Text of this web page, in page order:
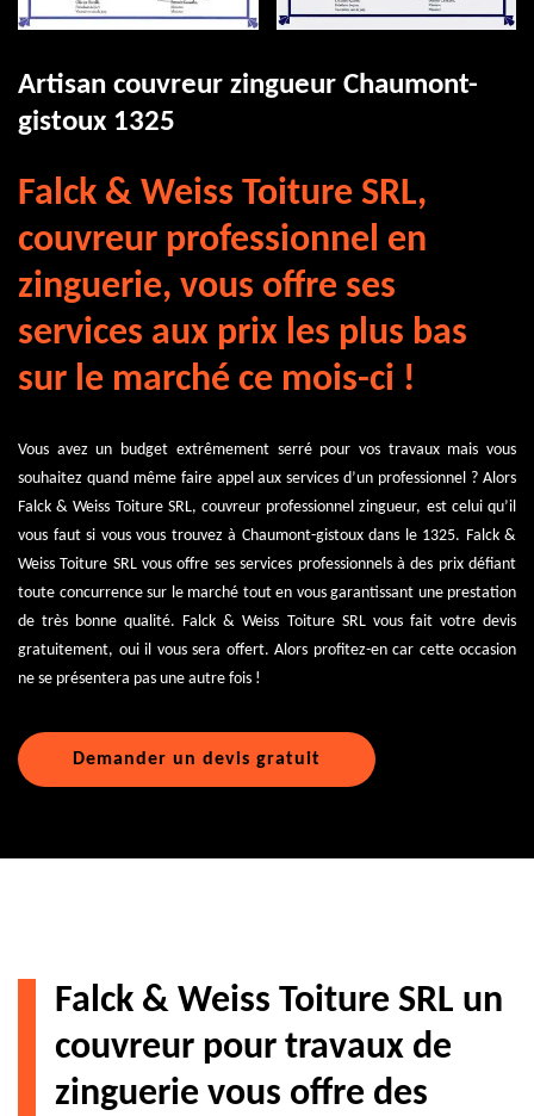
Artisan couvreur zingueur Chaumont-
gistoux 1325
Falck & Weiss Toiture SRL,
couvreur professionnel en
zinguerie, vous offre ses
services aux prix les plus bas
sur le marché ce mois-ci !
Vous avez un budget extrêmement serré pour vos travaux mais vous
souhaitez quand même faire appel aux services d’un professionnel ? Alors
Falck & Weiss Toiture SRL, couvreur professionnel zingueur, est celui qu’il
vous faut si vous vous trouvez à Chaumont-gistoux dans le 1325. Falck &
Weiss Toiture SRL vous offre ses services professionnels à des prix défiant
toute concurrence sur le marché tout en vous garantissant une prestation
de très bonne qualité. Falck & Weiss Toiture SRL vous fait votre devis
gratuitement, oui il vous sera offert. Alors profitez-en car cette occasion
ne se présentera pas une autre fois !
Demander un devis gratuit
Falck & Weiss Toiture SRL un
couvreur pour travaux de
zinguerie vous offre des